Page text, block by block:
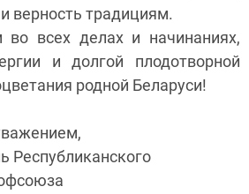
верность традициям.
во всех делах и начинаниях,
и долгой плодотворной
родной Беларуси!
Республиканского
профсоюза